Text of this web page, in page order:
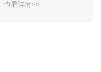
7890B+7000C
查看详情>>